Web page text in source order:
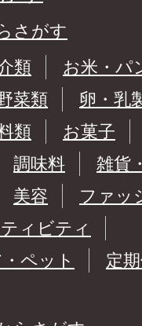
さがす
類
お米・パ
菜類
卵・乳
類 お菓子
調味料
雑貨
美容
ファッ
ィビティ
ペット
定